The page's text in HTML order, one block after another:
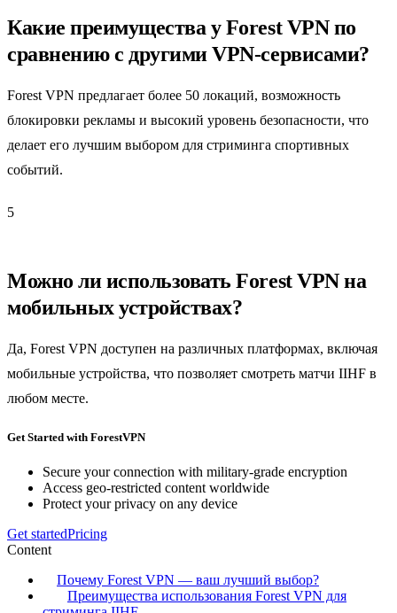
Какие преимущества у Forest VPN по
сравнению с другими VPN-сервисами?
Forest VPN предлагает более 50 локаций, возможность
блокировки рекламы и высокий уровень безопасности, что
делает его лучшим выбором для стриминга спортивных
событий.
5
Можно ли использовать Forest VPN на
мобильных устройствах?
Да, Forest VPN доступен на различных платформах, включая
мобильные устройства, что позволяет смотреть матчи IIHF в
любом месте.
Get Started with ForestVPN
Secure your connection with military-grade encryption
Access geo-restricted content worldwide
Protect your privacy on any device
Get startedPricing
Content
Почему Forest VPN — ваш лучший выбор?
Преимущества использования Forest VPN для